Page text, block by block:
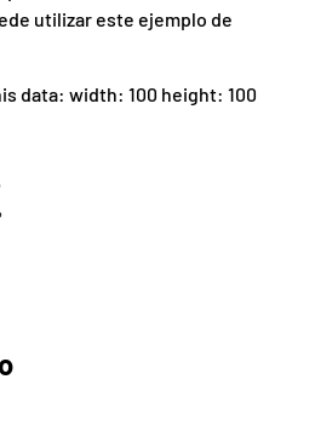
utilizar este ejemplo de
data: width: 100 height: 100